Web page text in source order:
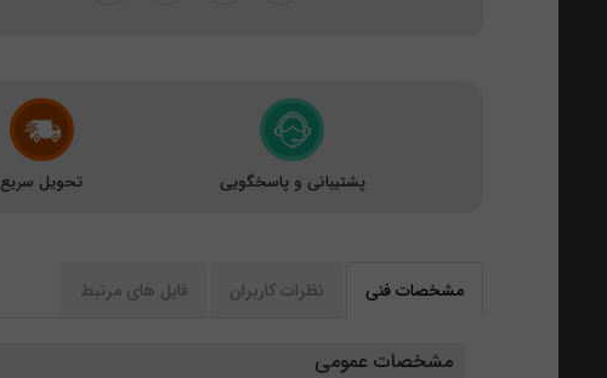
پشتیبانی و پاسخگویی تحویل سریع
مشخصات فنی نظرات کاربران فایل های مرتبط
مشخصات عمومی